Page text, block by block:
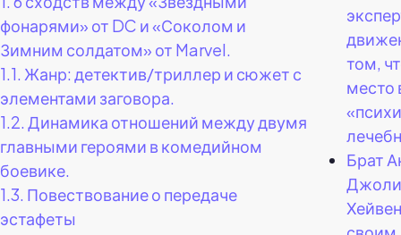
фонарями» от DC и «Соколом и
Зимним солдатом» от Marvel.
1.1. Жанр: детектив/триллер и сюжет с
элементами заговора.
1.2. Динамика отношений между двумя
главными героями в комедийном
боевике.
1.3. Повествование о передаче
эстафеты
том,
место
Брат